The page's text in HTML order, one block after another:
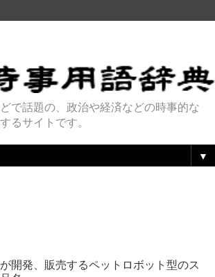
で話題の、政治や経済などの時事的な
るサイトです。
▼
開発、販売するペットロボット型のス